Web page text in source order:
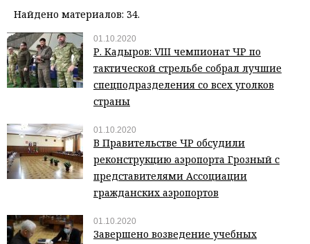
Найдено материалов: 34.
01.10.2020
Р. Кадыров: VIII чемпионат ЧР по
тактической стрельбе собрал лучшие
спецподразделения со всех уголков
страны
01.10.2020
В Правительстве ЧР обсудили
реконструкцию аэропорта Грозный с
представителями Ассоциации
гражданских аэропортов
01.10.2020
Завершено возведение учебных